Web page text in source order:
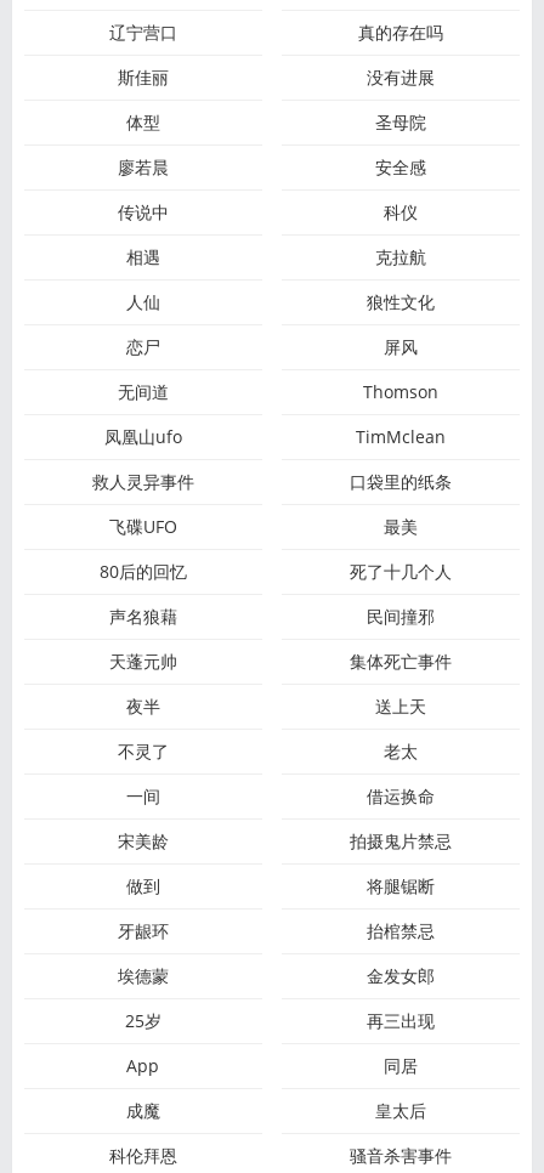
辽宁营口
真的存在吗
斯佳丽
没有进展
体型
圣母院
廖若晨
安全感
传说中
科仪
相遇
克拉航
人仙
狼性文化
恋尸
屏风
无间道
Thomson
凤凰山ufo
TimMclean
救人灵异事件
口袋里的纸条
飞碟UFO
最美
80后的回忆
死了十几个人
声名狼藉
民间撞邪
天蓬元帅
集体死亡事件
夜半
送上天
不灵了
老太
一间
借运换命
宋美龄
拍摄鬼片禁忌
做到
将腿锯断
牙龈环
抬棺禁忌
埃德蒙
金发女郎
25岁
再三出现
App
同居
成魔
皇太后
科伦拜恩
骚音杀害事件